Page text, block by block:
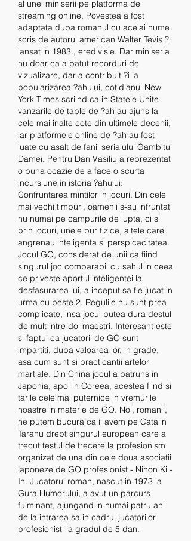
al unei miniserii pe platforma de
streaming online. Povestea a fost
adaptata dupa romanul cu acelai nume
scris de autorul american Walter Tevis ?i
lansat in 1983., eredivisie. Dar miniseria
nu doar ca a batut recorduri de
vizualizare, dar a contribuit ?i la
popularizarea ?ahului, cotidianul New
York Times scriind ca in Statele Unite
vanzarile de table de ?ah au ajuns la
cele mai inalte cote din ultimele decenii,
iar platformele online de ?ah au fost
luate cu asalt de fanii serialului Gambitul
Damei. Pentru Dan Vasiliu a reprezentat
o buna ocazie de a face o scurta
incursiune in istoria ?ahului:
Confruntarea mintilor in jocuri. Din cele
mai vechi timpuri, oamenii s-au infruntat
nu numai pe campurile de lupta, ci si
prin jocuri, unele pur fizice, altele care
angrenau inteligenta si perspicacitatea.
Jocul GO, considerat de unii ca fiind
singurul joc comparabil cu sahul in ceea
ce priveste aportul inteligentei la
desfasurarea lui, a inceput sa fie jucat in
urma cu peste 2. Regulile nu sunt prea
complicate, insa jocul putea dura destul
de mult intre doi maestri. Interesant este
si faptul ca jucatorii de GO sunt
impartiti, dupa valoarea lor, in grade,
asa cum sunt si practicantii artelor
martiale. Din China jocul a patruns in
Japonia, apoi in Coreea, acestea fiind si
tarile cele mai puternice in vremurile
noastre in materie de GO. Noi, romanii,
ne putem bucura ca il avem pe Catalin
Taranu drept singurul european care a
trecut testul de trecere la profesionism
organizat de una din cele doua asociatii
japoneze de GO profesionist - Nihon Ki -
In. Jucatorul roman, nascut in 1973 la
Gura Humorului, a avut un parcurs
fulminant, ajungand in numai patru ani
de la intrarea sa in cadrul jucatorilor
profesionisti la gradul de 5 dan.